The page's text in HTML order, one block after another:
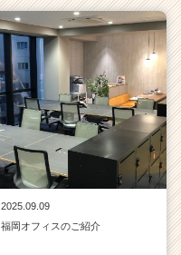
2025.09.09
福岡オフィスのご紹介